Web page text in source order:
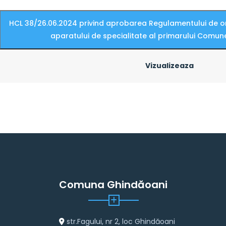
HCL 38/26.06.2024 privind aprobarea Regulamentului de
aparatului de specialitate al primarului
Vizualizeaza
Comuna Ghindăoani
str.Fagului, nr 2, loc Ghindăoani